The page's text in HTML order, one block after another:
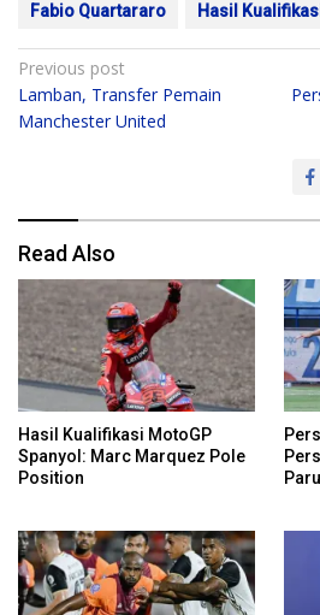
Fabio Quartararo Hasil
Post
navigation
Previous post
Lamban, Transfer Pemain
Manchester United
Read Also
Hasil Kualifikasi MotoGP
Spanyol: Marc Marquez Pole
Position